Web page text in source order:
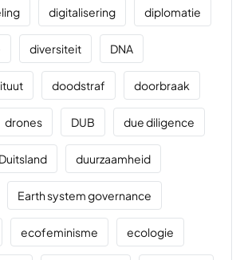
digitalisering diplomatie
diversiteit DNA
doodstraf doorbraak
drones DUB due diligence
Duitsland duurzaamheid
Earth system governance
ecofeminisme ecologie